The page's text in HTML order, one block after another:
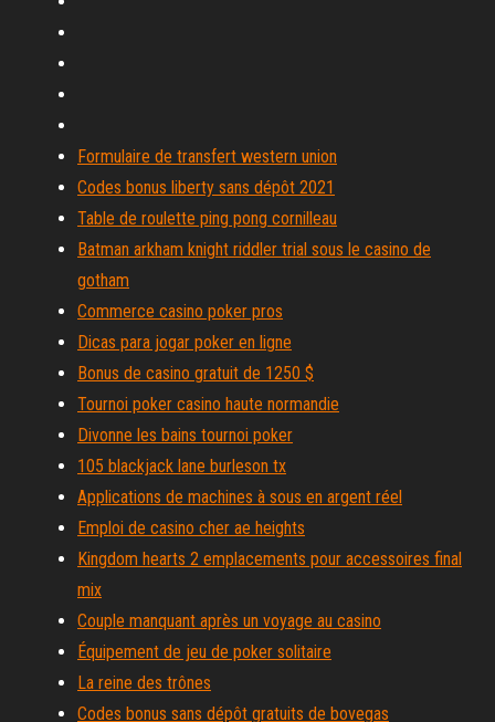
Formulaire de transfert western union
Codes bonus liberty sans dépôt 2021
Table de roulette ping pong cornilleau
Batman arkham knight riddler trial sous le casino de
gotham
Commerce casino poker pros
Dicas para jogar poker en ligne
Bonus de casino gratuit de 1250 $
Tournoi poker casino haute normandie
Divonne les bains tournoi poker
105 blackjack lane burleson tx
Applications de machines à sous en argent réel
Emploi de casino cher ae heights
Kingdom hearts 2 emplacements pour accessoires final
mix
Couple manquant après un voyage au casino
Équipement de jeu de poker solitaire
La reine des trônes
Codes bonus sans dépôt gratuits de bovegas